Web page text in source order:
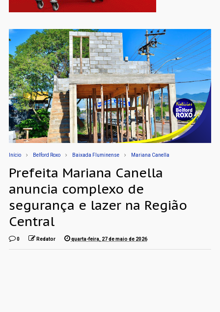
Início Belford Roxo Baixada Fluminense Mariana Canella
Prefeita Mariana Canella
anuncia complexo de
segurança e lazer na Região
Central
0 Redator quarta-feira, 27 de maio de 2026